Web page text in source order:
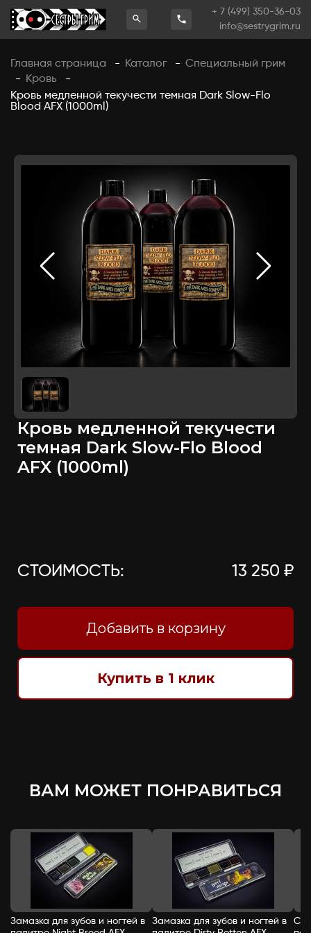
+ 7 (499) 350-36-03
info@sestrygrim.ru
Главная страница - Каталог - Специальный грим
-
Кровь
-
Кровь медленной текучести темная Dark Slow-Flo
Blood AFX (1000ml)
Кровь медленной текучести
темная Dark Slow-Flo Blood
AFX (1000ml)
СТОИМОСТЬ: 13 250 ₽
Добавить в корзину
Купить в 1 клик
ВАМ МОЖЕТ ПОНРАВИТЬСЯ
Замазка для зубов и ногтей в
Замазка для зубов и ногтей в